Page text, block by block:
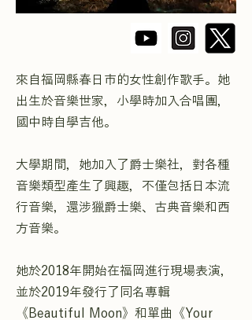
來自福岡縣春日市的女性創作歌手。她
出生於音樂世家，小學時加入合唱團，
國中時自學吉他。
大學期間，她加入了爵士樂社，對各種
音樂類型產生了興趣，不僅包括日本流
行音樂，還涉獵爵士樂、古典音樂和西
方音樂。
她於2018年開始在福岡進行現場表演，
並於2019年發行了同名專輯
《Beautiful Moon》和單曲《Your